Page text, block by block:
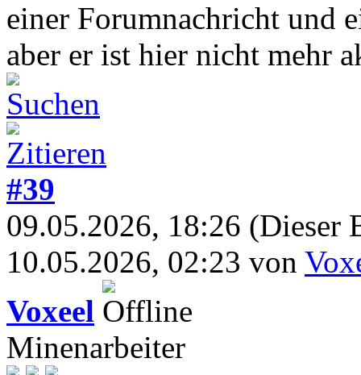
einer Forumnachricht und
aber er ist hier nicht mehr
#39
09.05.2026, 18:26 (Dieser
10.05.2026, 02:23 von
Voxeel
Minenarbeiter